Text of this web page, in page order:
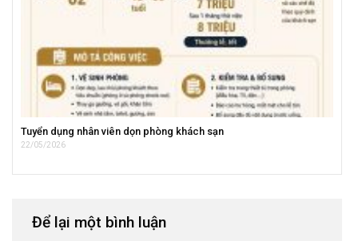
Tuyển dụng nhân viên dọn phòng khách sạn
22/05/2026
Để lại một bình luận